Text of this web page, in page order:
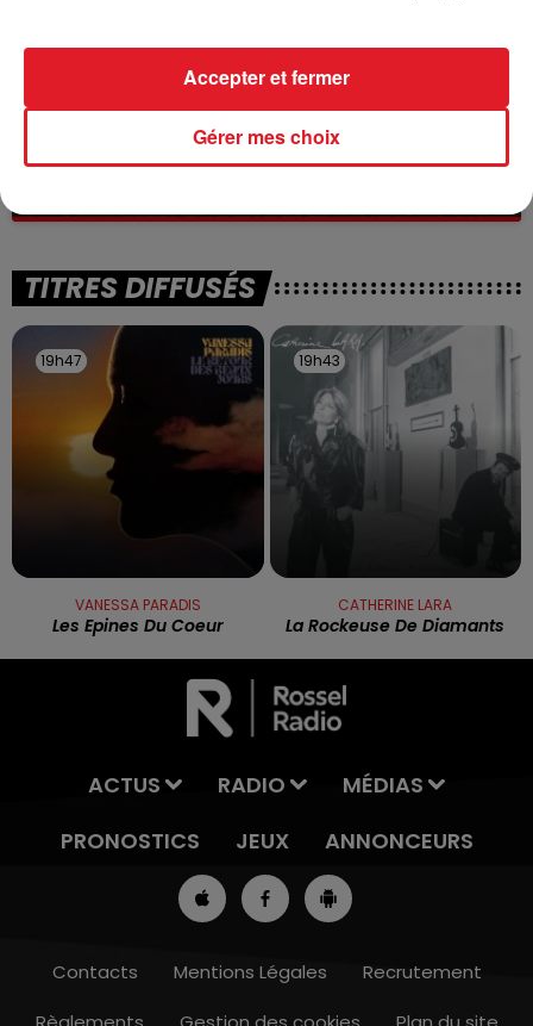
WINGLES: UN JEUNE PERD LA VIE, NOYÉ À
La victime a coulé à pic
TITRES DIFFUSÉS
19h47
19h47
VANESSA PARADIS
Les Epines Du Coeur
19h43
19h43
CATHERINE LARA
La Rockeuse De Diamants
ACTUS RADIO
MÉDIAS
PRONOSTICS
JEUX ANNONCEURS
Contacts Mentions Légales
Recrutement
Gérer mes choix
Accepter et fermer